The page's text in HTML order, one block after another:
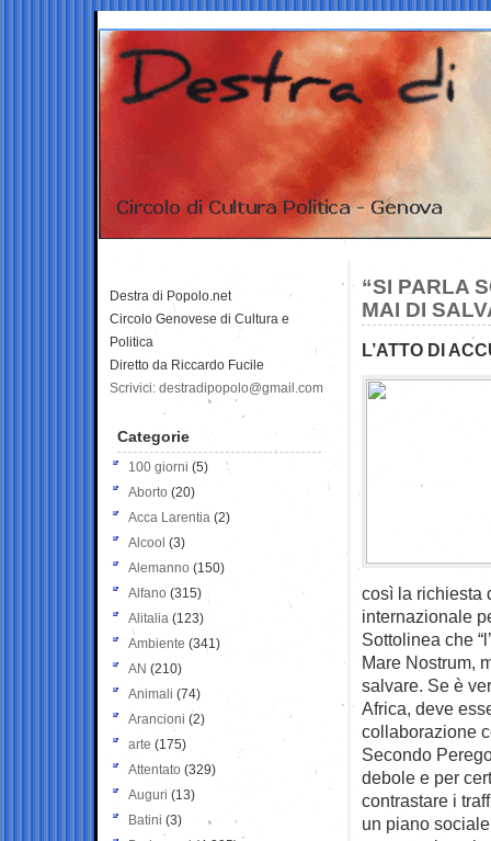
“SI PARLA
MAI DI
L’ATTO DI
così la richiesta
internazionale
Sottolinea che
Mare Nostrum,
salvare. Se è
Africa, deve
collaborazione
Secondo
debole e per
contrastare i
un piano
Destra di Popolo.net
Circolo Genovese di Cultura e
Politica
Diretto da Riccardo Fucile
Scrivici: destradipopolo@gmail.com
Categorie
100 giorni (5)
Aborto (20)
Acca Larentia (2)
Alcool (3)
Alemanno (150)
Alfano (315)
Alitalia (123)
Ambiente (341)
AN (210)
Animali (74)
Arancioni (2)
arte (175)
Attentato (329)
Auguri (13)
Batini (3)